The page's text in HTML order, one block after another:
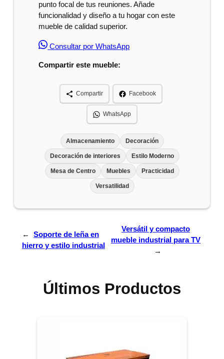
punto focal de tus reuniones. Añade
funcionalidad y diseño a tu hogar con este
mueble de calidad superior.
Consultar por WhatsApp
Compartir este mueble:
Compartir Facebook
WhatsApp
Almacenamiento Decoración
Decoración de interiores Estilo Moderno
Mesa de Centro Muebles Practicidad
Versatilidad
←
Soporte de leña en
hierro y estilo industrial
Versátil y compacto
mueble industrial para TV
→
Últimos Productos